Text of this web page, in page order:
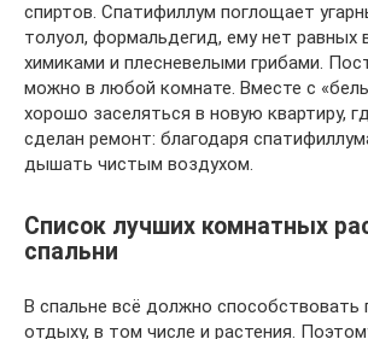
спиртов. Спатифиллум поглощает
толуол, формальдегид, ему нет равных
химиками и плесневелыми грибами.
можно в любой комнате. Вместе с
хорошо заселяться в новую квартиру,
сделан ремонт: благодаря
дышать чистым воздухом.
Список лучших комнатных
спальни
В спальне всё должно способствовать
отдыху, в том числе и растения.